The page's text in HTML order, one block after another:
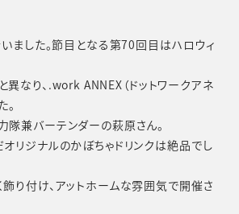
ました。節目となる第70回目はハロウィ
なり、.work ANNEX（ドットワークアネ
。
隊兼バーテンダーの萩原さん。
リジナルのかぼちゃドリンクは絶品でし
り付け、アットホームな雰囲気で開催さ